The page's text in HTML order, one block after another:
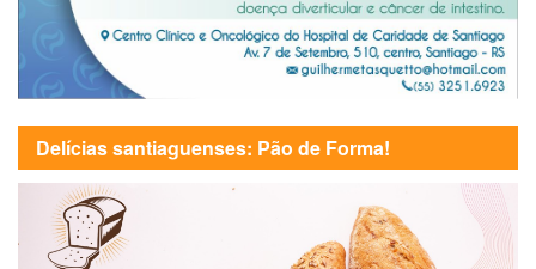
Delícias santiaguenses: Pão de Forma!